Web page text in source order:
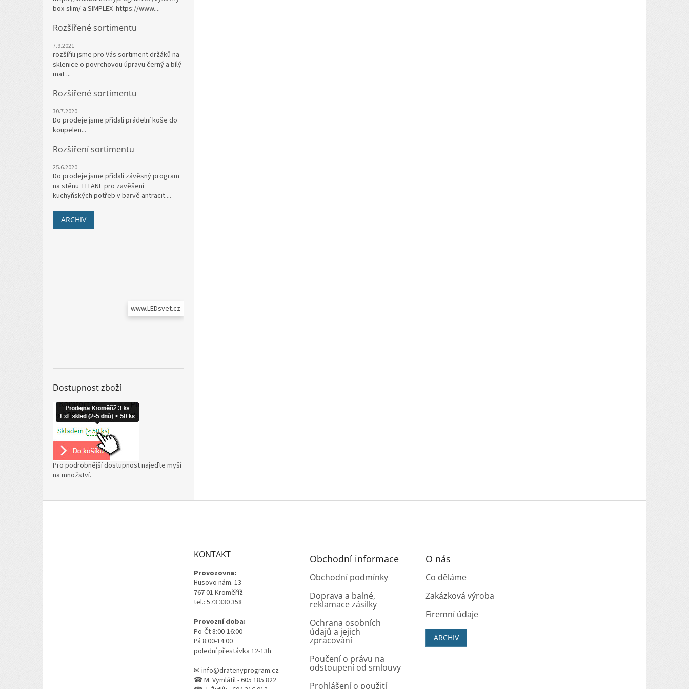
box-slim/ a SIMPLEX https://www....
Rozšířené sortimentu
7.9.2021
rozšířili jsme pro Vás sortiment držáků na
sklenice o povrchovou úpravu černý a bílý
mat ...
Rozšířené sortimentu
30.7.2020
Do prodeje jsme přidali prádelní koše do
koupelen...
Rozšíření sortimentu
25.6.2020
Do prodeje jsme přidali závěsný program
na stěnu TITANE pro zavěšení
kuchyňských potřeb v barvě antracit....
ARCHIV
www.LEDsvet.cz
Dostupnost zboží
Pro podrobnější dostupnost najeďte myší
na množství.
KONTAKT
Provozovna:
Husovo nám. 13
767 01 Kroměříž
tel.: 573 330 358
Provozní doba:
Po-Čt 8:00-16:00
Pá 8:00-14:00
polední přestávka 12-13h
✉ info@dratenyprogram.cz
☎ M. Vymlátil - 605 185 822
Obchodní informace
Obchodní podmínky
Doprava a balné,
reklamace zásilky
Ochrana osobních
údajů a jejich
zpracování
Poučení o právu na
odstoupení od smlouvy
Prohlášení o použití
O nás
Co děláme
Zakázková výroba
Firemní údaje
ARCHIV